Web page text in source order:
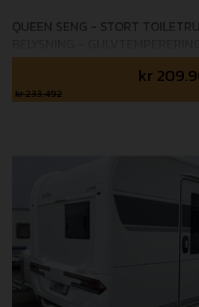
QUEEN SENG - STORT
24 mdr+ GOSafe garanti (i alt
Mulighed for tilkøb af 36 mdr+
garanti) - 8.995,- Super lækker
1500 kg aksel -
Ambiente belysning - TV-
eventuelle fejl i opstilling/
ER VIST MED EKSTRAUDSTYR
kr
kr 233.492